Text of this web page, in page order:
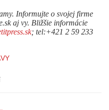
Informujte o svojej firme
aj vy. Bližšie informácie
; tel:+421 2 59 233